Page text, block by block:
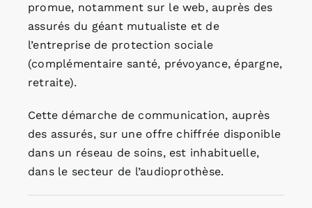
promue, notamment sur le web, auprès des
assurés du géant mutualiste et de
l’entreprise de protection sociale
(complémentaire santé, prévoyance, épargne,
retraite).
Cette démarche de communication, auprès
des assurés, sur une offre chiffrée disponible
dans un réseau de soins, est inhabituelle,
dans le secteur de l’audioprothèse.